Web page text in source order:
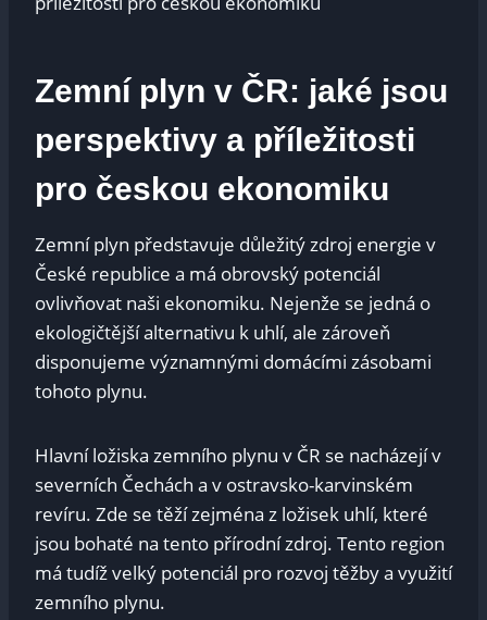
Zemní plyn v ČR: jaké jsou
perspektivy a příležitosti
pro českou ekonomiku
Zemní plyn představuje důležitý zdroj energie v
České republice a má obrovský potenciál
ovlivňovat naši ekonomiku. Nejenže se jedná o
ekologičtější alternativu k uhlí, ale zároveň
disponujeme významnými domácími zásobami
tohoto plynu.
Hlavní ložiska zemního plynu v ČR se nacházejí v
severních Čechách a v ostravsko-karvinském
revíru. Zde se těží zejména z ložisek uhlí, které
jsou bohaté na tento přírodní zdroj. Tento region
má tudíž velký potenciál pro rozvoj těžby a využití
zemního plynu.